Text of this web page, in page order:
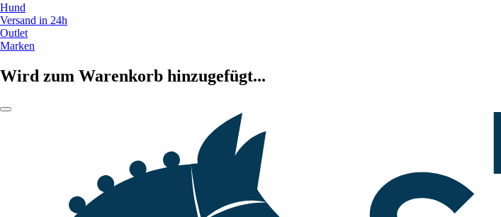
Hund
Versand in 24h
Outlet
Marken
Wird zum Warenkorb hinzugefügt...